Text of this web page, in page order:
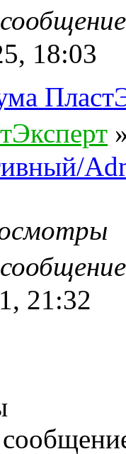
18:03
21:32